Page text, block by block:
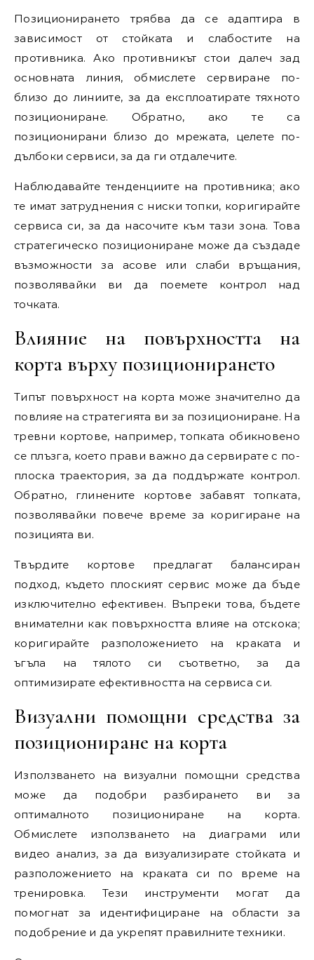
Позиционирането трябва да се адаптира в
зависимост от стойката и слабостите на
противника. Ако противникът стои далеч зад
основната линия, обмислете сервиране по-
близо до линиите, за да експлоатирате тяхното
позициониране. Обратно, ако те са
позиционирани близо до мрежата, целете по-
дълбоки сервиси, за да ги отдалечите.
Наблюдавайте тенденциите на противника; ако
те имат затруднения с ниски топки, коригирайте
сервиса си, за да насочите към тази зона. Това
стратегическо позициониране може да създаде
възможности за асове или слаби връщания,
позволявайки ви да поемете контрол над
точката.
Влияние на повърхността на
корта върху позиционирането
Типът повърхност на корта може значително да
повлияе на стратегията ви за позициониране. На
тревни кортове, например, топката обикновено
се плъзга, което прави важно да сервирате с по-
плоска траектория, за да поддържате контрол.
Обратно, глинените кортове забавят топката,
позволявайки повече време за коригиране на
позицията ви.
Твърдите кортове предлагат балансиран
подход, където плоският сервис може да бъде
изключително ефективен. Въпреки това, бъдете
внимателни как повърхността влияе на отскока;
коригирайте разположението на краката и
ъгъла на тялото си съответно, за да
оптимизирате ефективността на сервиса си.
Визуални помощни средства за
позициониране на корта
Използването на визуални помощни средства
може да подобри разбирането ви за
оптималното позициониране на корта.
Обмислете използването на диаграми или
видео анализ, за да визуализирате стойката и
разположението на краката си по време на
тренировка. Тези инструменти могат да
помогнат за идентифициране на области за
подобрение и да укрепят правилните техники.